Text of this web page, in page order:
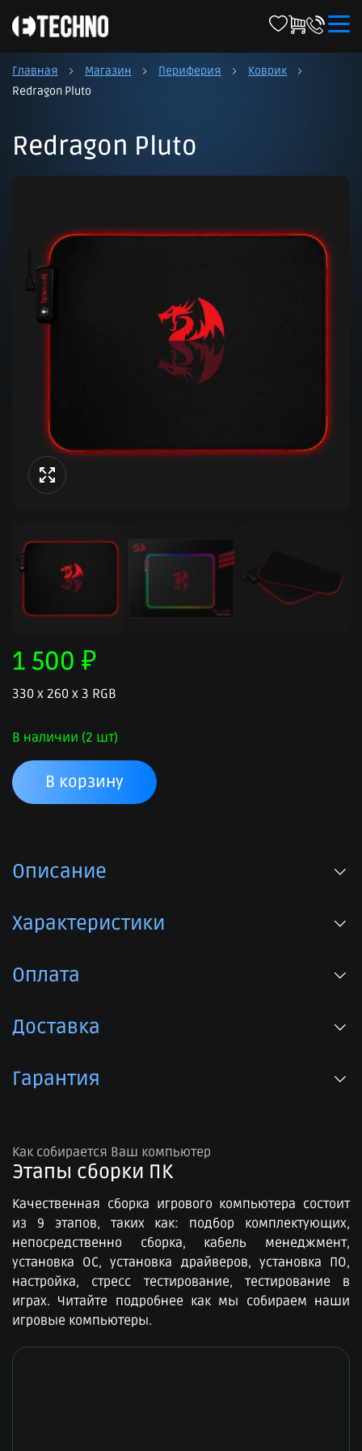
Главная Магазин Периферия
Коврик
Redragon Pluto
Redragon Pluto
1 500 ₽
330 x 260 x 3 RGB
В наличии (2 шт)
В корзину
Описание
Характеристики
Оплата
Доставка
Гарантия
Как собирается Ваш компьютер
Этапы сборки ПК​
Качественная сборка игрового компьютера состоит
из 9 этапов, таких как: подбор комплектующих,
непосредственно сборка, кабель менеджмент,
установка ОС, установка драйверов, установка ПО,
настройка, стресс тестирование, тестирование в
играх. Читайте подробнее как мы собираем наши
игровые компьютеры.